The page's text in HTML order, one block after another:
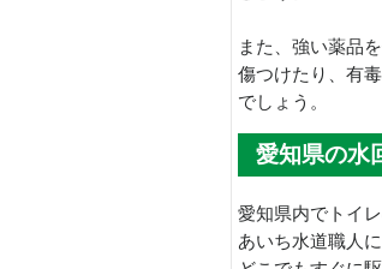
また、強い薬品
傷つけたり、有
でしょう。
愛知県の水
愛知県内でトイ
あいち水道職人